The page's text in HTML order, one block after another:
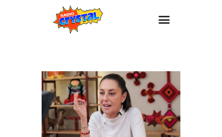
Estaciones
Eventos
Promociones
Noticias